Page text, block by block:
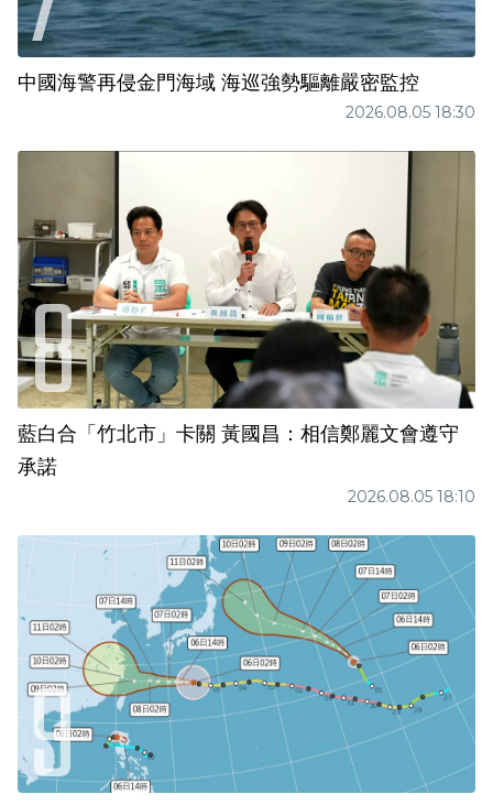
中國海警再侵金門海域 海巡強勢驅離嚴密監控
2026.08.05 18:30
藍白合「竹北市」卡關 黃國昌：相信鄭麗文會遵守
承諾
2026.08.05 18:10